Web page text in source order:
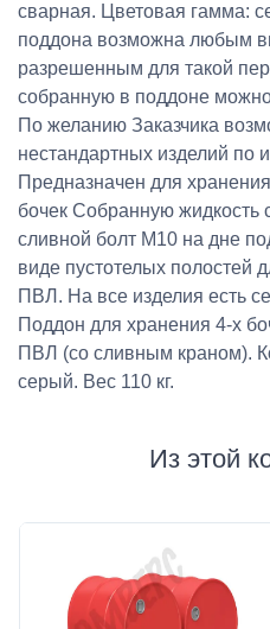
сварная. Цветовая гамма:
поддона возможна любым
разрешенным для такой
собранную в поддоне
По желанию Заказчика
нестандартных изделий по
Предназначен для
бочек Собранную жидкость
сливной болт М10 на дне
виде пустотелых полостей
ПВЛ. На все изделия есть
Поддон для хранения 4-х
ПВЛ (со сливным краном).
серый. Вес 110 кг.
Из этой